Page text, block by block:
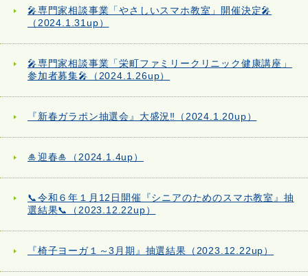
🎤専門家相談事業「やさしいスマホ教室」開催決定🎤
（2024.1.31up）
🎤専門家相談事業「栄町ファミリークリニック健康講座」
参加者募集🎤（2024.1.26up）
『新春ガラポン抽選会』大盛況‼（2024.1.20up）
🎍迎春🎍（2024.1.4up）
📞令和６年１月12日開催『シニアのためのスマホ教室』抽
選結果📞（2023.12.22up）
『椅子ヨーガ１～3月期』抽選結果（2023.12.22up）